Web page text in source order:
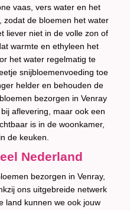
vaas, vers water en het
zodat de bloemen het water
liever niet in de volle zon of
warmte en ethyleen het
het water regelmatig te
snijbloemenvoeding toe
helder en behouden de
bezorgen in Venray
aflevering, maar ook een
is in de woonkamer,
de keuken.
Nederland
bezorgen in Venray,
ons uitgebreide netwerk
land kunnen we ook jouw